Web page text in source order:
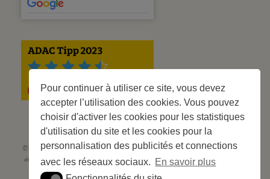
Pour continuer à utiliser ce site, vous devez
accepter l’utilisation des cookies. Vous pouvez
choisir d'activer les cookies pour les statistiques
d'utilisation du site et les cookies pour la
personnalisation des publicités et connections
avec les réseaux sociaux. En savoir plus
©2023 Les Criques de Porteils | SIRET: 539 925 636 00026 - Classement 5
étoiles Tourisme N° C66-001852-002 du 5 août 2021 - 247 Emplacements